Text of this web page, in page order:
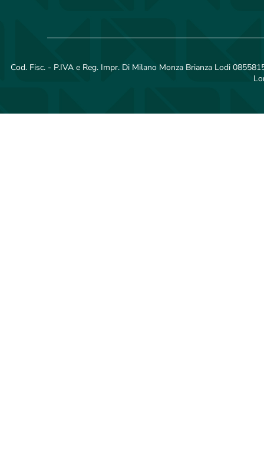
Cod. Fisc. - P.IVA e Reg. Impr. Di Milano Monza Brianza Lodi